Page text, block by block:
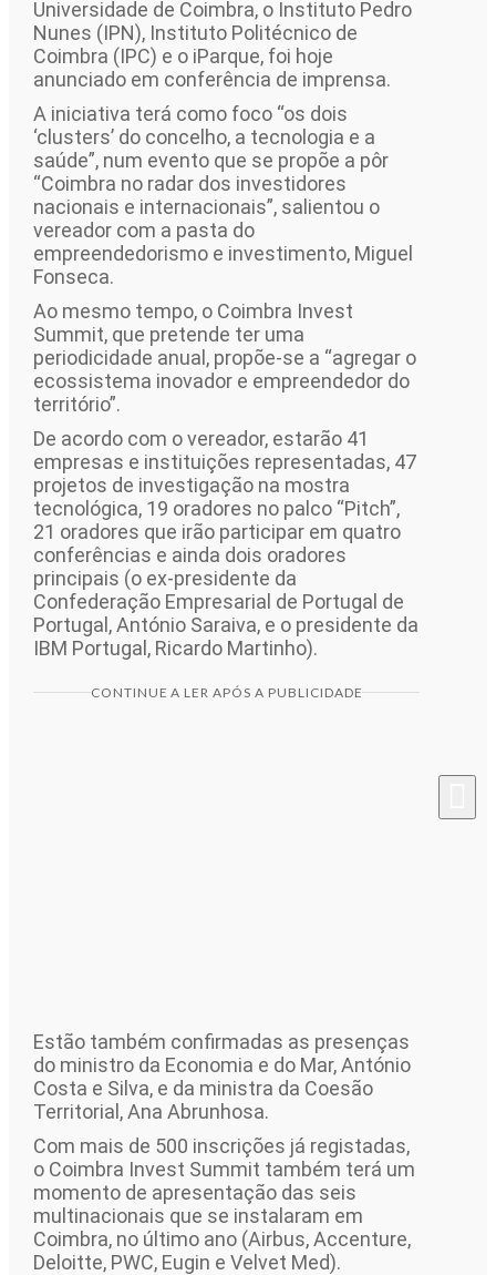
Universidade de Coimbra, o Instituto Pedro
Nunes (IPN), Instituto Politécnico de
Coimbra (IPC) e o iParque, foi hoje
anunciado em conferência de imprensa.
A iniciativa terá como foco “os dois
‘clusters’ do concelho, a tecnologia e a
saúde”, num evento que se propõe a pôr
“Coimbra no radar dos investidores
nacionais e internacionais”, salientou o
vereador com a pasta do
empreendedorismo e investimento, Miguel
Fonseca.
Ao mesmo tempo, o Coimbra Invest
Summit, que pretende ter uma
periodicidade anual, propõe-se a “agregar o
ecossistema inovador e empreendedor do
território”.
De acordo com o vereador, estarão 41
empresas e instituições representadas, 47
projetos de investigação na mostra
tecnológica, 19 oradores no palco “Pitch”,
21 oradores que irão participar em quatro
conferências e ainda dois oradores
principais (o ex-presidente da
Confederação Empresarial de Portugal de
Portugal, António Saraiva, e o presidente da
IBM Portugal, Ricardo Martinho).
CONTINUE A LER APÓS A PUBLICIDADE
Estão também confirmadas as presenças
do ministro da Economia e do Mar, António
Costa e Silva, e da ministra da Coesão
Territorial, Ana Abrunhosa.
Com mais de 500 inscrições já registadas,
o Coimbra Invest Summit também terá um
momento de apresentação das seis
multinacionais que se instalaram em
Coimbra, no último ano (Airbus, Accenture,
Deloitte, PWC, Eugin e Velvet Med).